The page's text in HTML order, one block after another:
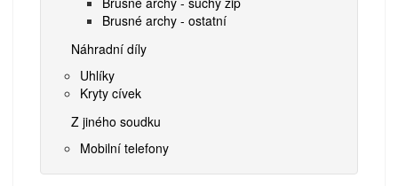
Brusné archy - ostatní
Náhradní díly
Uhlíky
Kryty cívek
Z jiného soudku
Mobilní telefony